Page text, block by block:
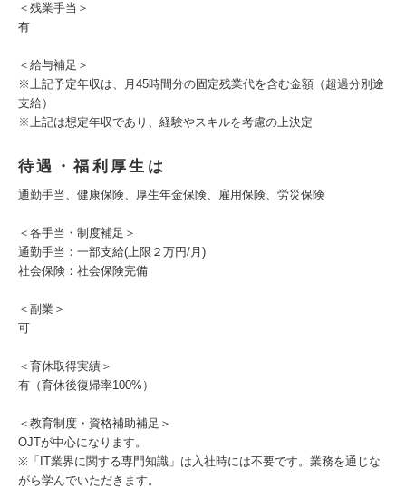
＜残業手当＞
有
＜給与補足＞
※上記予定年収は、月45時間分の固定残業代を含む金額（超過分別途
支給）
※上記は想定年収であり、経験やスキルを考慮の上決定
待遇・福利厚生は
通勤手当、健康保険、厚生年金保険、雇用保険、労災保険
＜各手当・制度補足＞
通勤手当：一部支給(上限２万円/月)
社会保険：社会保険完備
＜副業＞
可
＜育休取得実績＞
有（育休後復帰率100%）
＜教育制度・資格補助補足＞
OJTが中心になります。
※「IT業界に関する専門知識」は入社時には不要です。業務を通じな
がら学んでいただきます。